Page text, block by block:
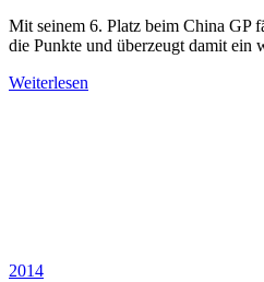
Mit seinem 6. Platz beim China GP
die Punkte und überzeugt damit ein
Weiterlesen
2014